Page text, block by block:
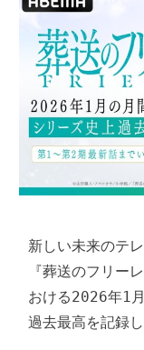
新しい未来のテ
『葬送のフリー
おける2026年1
過去最高を記録